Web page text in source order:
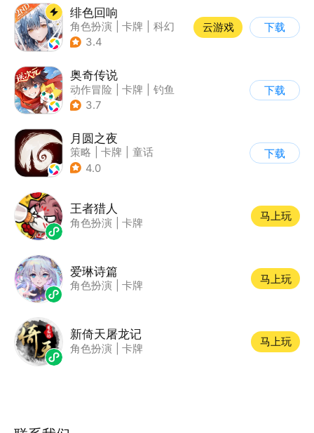
绯色回响
角色扮演 卡牌
科幻
| 美少女
3.4
云游戏 下载
奥奇传说
动作冒险 卡牌
钓鱼
| 童年
3.7
下载
月圆之夜
策略 卡牌
童话
| 剧情
4.0
下载
王者猎人
角色扮演 卡牌
马上玩
爱琳诗篇
角色扮演 卡牌
马上玩
新倚天屠龙记
角色扮演 卡牌
马上玩